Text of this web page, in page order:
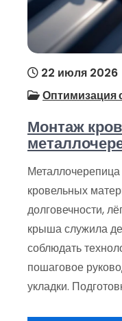
22 июля 2026
Оптимизация
Монтаж
кровельных
долговечности,
крыша служила
соблюдать
пошаговое
укладки.